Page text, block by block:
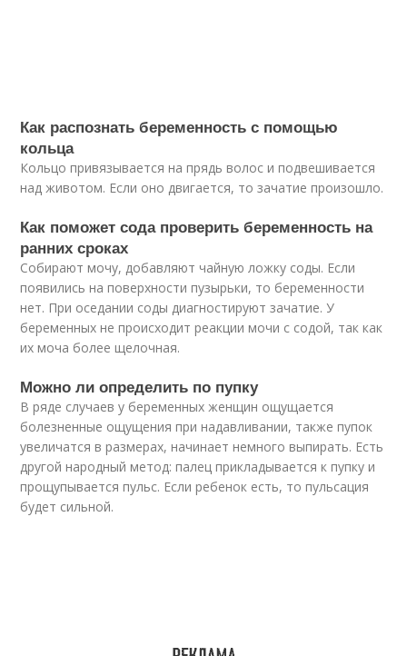
Как распознать беременность с помощью
кольца
Кольцо привязывается на прядь волос и подвешивается
над животом. Если оно двигается, то зачатие произошло.
Как поможет сода проверить беременность на
ранних сроках
Собирают мочу, добавляют чайную ложку соды. Если
появились на поверхности пузырьки, то беременности
нет. При оседании соды диагностируют зачатие. У
беременных не происходит реакции мочи с содой, так как
их моча более щелочная.
Можно ли определить по пупку
В ряде случаев у беременных женщин ощущается
болезненные ощущения при надавливании, также пупок
увеличатся в размерах, начинает немного выпирать. Есть
другой народный метод: палец прикладывается к пупку и
прощупывается пульс. Если ребенок есть, то пульсация
будет сильной.